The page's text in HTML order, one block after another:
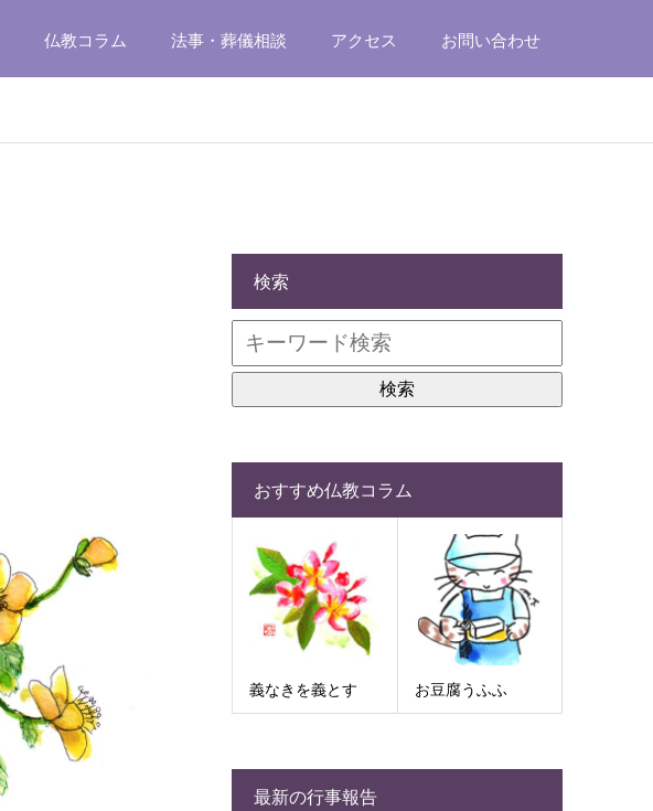
仏教コラム 法事・葬儀相談 アクセス お問い合わせ
検索
おすすめ仏教コラム
義なきを義とす お豆腐うふふ
最新の行事報告